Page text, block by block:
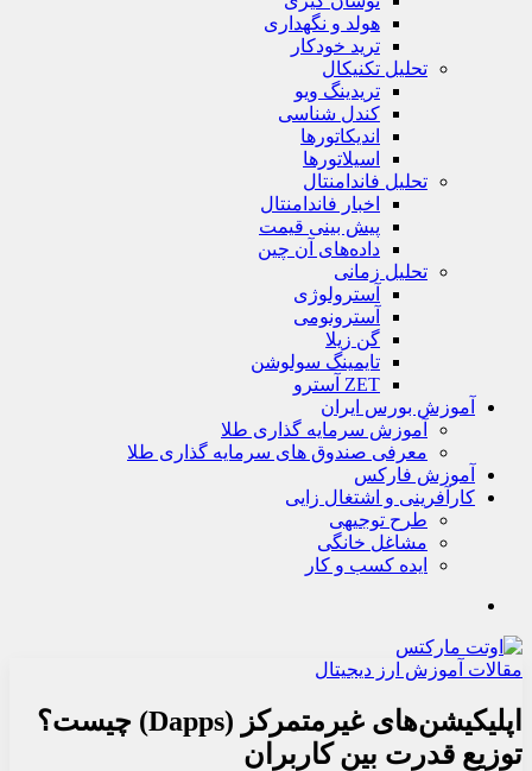
هولد و نگهداری
ترید خودکار
تحلیل تکنیکال
تریدینگ ویو
کندل شناسی
اندیکاتورها
اسیلاتورها
تحلیل فاندامنتال
اخبار فاندامنتال
پیش بینی قیمت
داده‌های آن چین
تحلیل زمانی
آسترولوژی
آسترونومی
گن زیلا
تايمينگ سولوشن
ZET آسترو
آموزش بورس ایران
آموزش سرمایه گذاری طلا
معرفی صندوق های سرمایه گذاری طلا
آموزش فارکس
کارآفرینی و اشتغال زایی
طرح توجیهی
مشاغل خانگی
ایده کسب و کار
مقالات آموزش ارز دیجیتال
اپلیکیشن‌های غیرمتمرکز (Dapps) چیست؟
توزیع قدرت بین کاربران